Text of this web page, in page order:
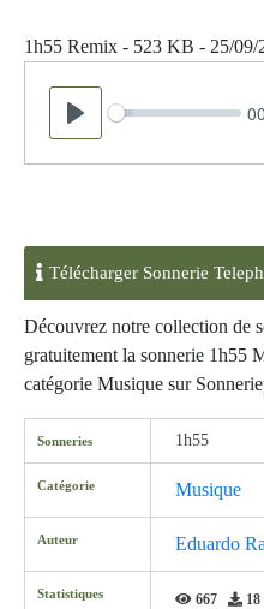
1h55 Remix - 523 KB - 25/09/
Play
Seek
Télécharger Sonnerie
Découvrez notre collection de
gratuitement la sonnerie 1h55
catégorie Musique sur
Sonneries 1h55
Catégorie Musique
Auteur Eduardo
Statistiques 667 18